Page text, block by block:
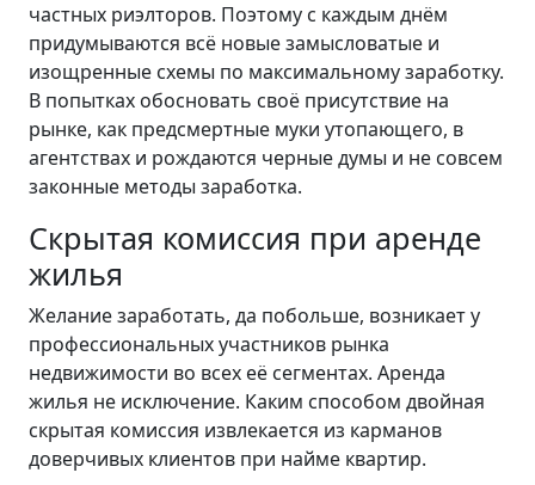
частных риэлторов. Поэтому с каждым днём
придумываются всё новые замысловатые и
изощренные схемы по максимальному заработку.
В попытках обосновать своё присутствие на
рынке, как предсмертные муки утопающего, в
агентствах и рождаются черные думы и не совсем
законные методы заработка.
Скрытая комиссия при аренде
жилья
Желание заработать, да побольше, возникает у
профессиональных участников рынка
недвижимости во всех её сегментах. Аренда
жилья не исключение. Каким способом двойная
скрытая комиссия извлекается из карманов
доверчивых клиентов при найме квартир.